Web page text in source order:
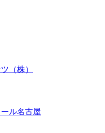
（株）
ル名古屋